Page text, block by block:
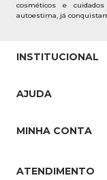
cosméticos e
autoestima, já
INSTITUCIONAL
Pedidos Whatsapp
Cupons
AJUDA
Troca e Devoluções
MINHA CONTA
ATENDIMENTO